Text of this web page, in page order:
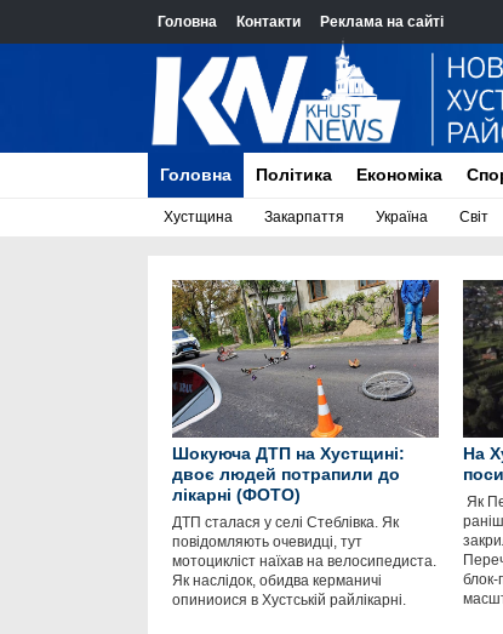
Головна Контакти Реклама на сайті
Головна
Хустщина Закарпаття Україна Світ
Політика Економіка
Шокуюча ДТП на Хустщині:
двоє людей потрапили до
лікарні (ФОТО)
ДТП сталася у селі Стеблівка. Як
повідомляють очевидці, тут
мотоцикліст наїхав на велосипедиста.
Як наслідок, обидва керманичі
опиниоися в Хустській райлікарні.
На
Як
блок-